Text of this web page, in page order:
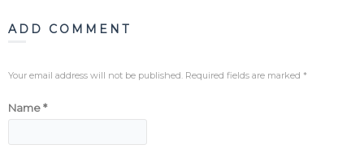
ADD COMMENT
Your email address will not be published. Required fields are marked *
Name*